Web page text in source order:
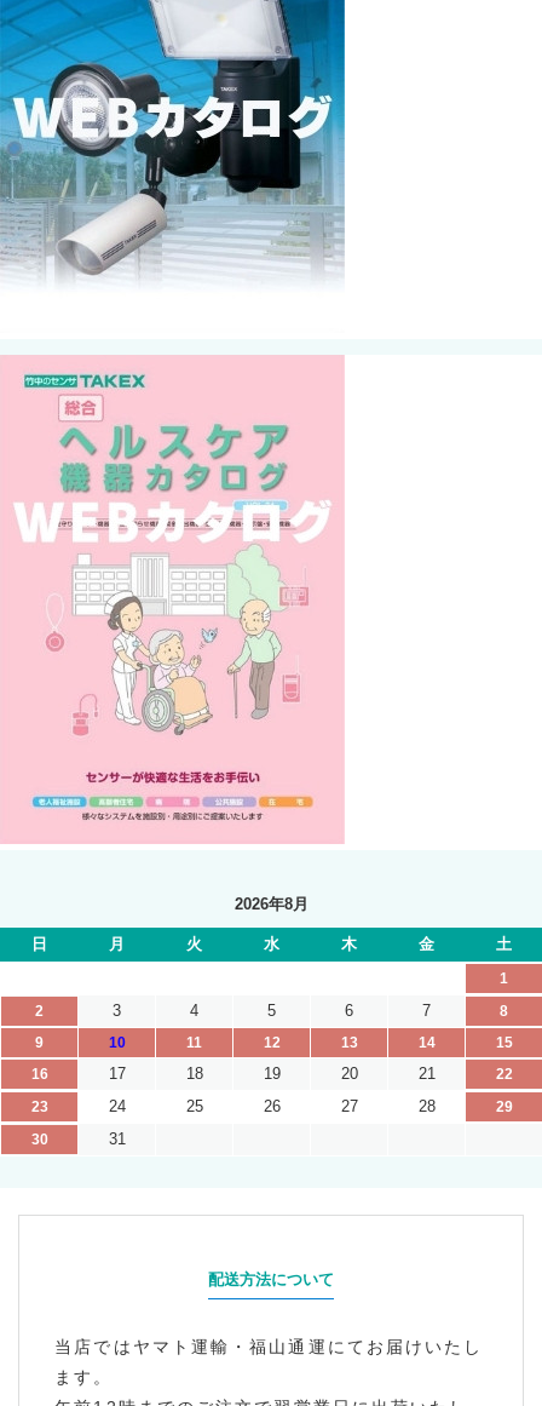
2026年8月
日 月 火 水 木 金 土
1
2
3 4 5 6 7
8
9
10 11 12 13 14
15
16
17 18 19 20 21
22
23
24 25 26 27 28
29
30
31
配送方法について
当店ではヤマト運輸・福山通運にてお届けいたし
ます。